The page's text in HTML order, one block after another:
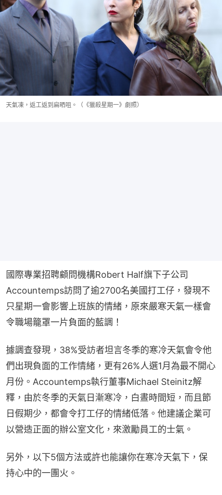
天氣凍，返工返到扁晒咀。（《獵殺星期一》劇照）
國際專業招聘顧問機構Robert Half旗下子公司
Accountemps訪問了逾2700名美國打工仔，發現不
只星期一會影響上班族的情緒，原來嚴寒天氣一樣會
令職場籠罩一片負面的藍調！
據調查發現，38%受訪者坦言冬季的寒冷天氣會令他
們出現負面的工作情緒，更有26%人選1月為最不開心
月份。Accountemps執行董事Michael Steinitz解
釋，由於冬季的天氣日漸寒冷，白晝時間短，而且節
日假期少，都會令打工仔的情緒低落。他建議企業可
以營造正面的辦公室文化，來激勵員工的士氣。
另外，以下5個方法或許也能讓你在寒冷天氣下，保
持心中的一團火。